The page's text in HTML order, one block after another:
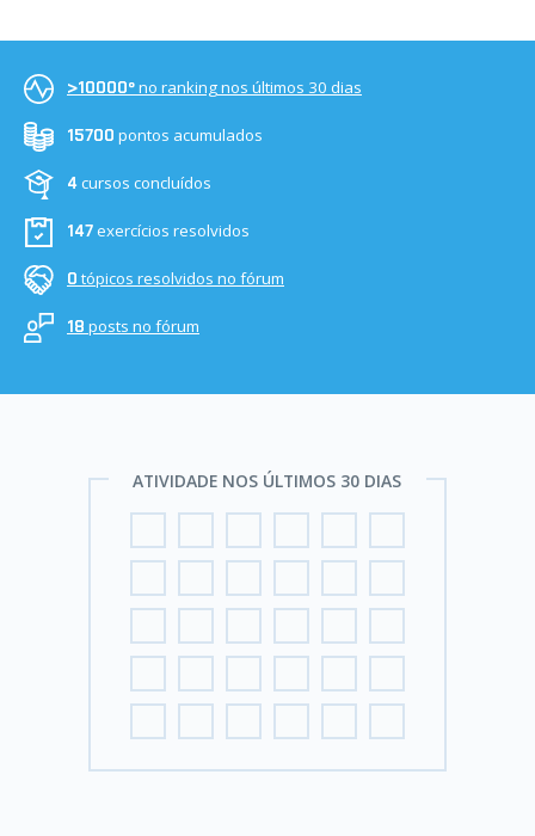
>10000ºno ranking nos últimos 30 dias
15700 pontos acumulados
4cursos concluídos
147exercícios resolvidos
0 tópicos resolvidos no fórum
18 posts no fórum
ATIVIDADE NOS ÚLTIMOS 30 DIAS